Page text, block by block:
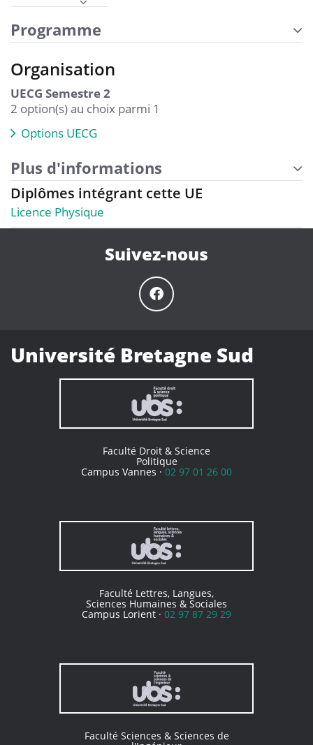
Programme
Organisation
UECG Semestre 2
2 option(s) au choix parmi 1
Options UECG
Plus d'informations
Diplômes intégrant cette UE
Licence Physique
Suivez-nous
Université Bretagne Sud
Faculté Droit & Science
Politique
Campus Vannes ·02 97 01 26 00
Faculté Lettres, Langues,
Sciences Humaines & Sociales
Campus Lorient · 02 97 87 29 29
Faculté Sciences & Sciences de